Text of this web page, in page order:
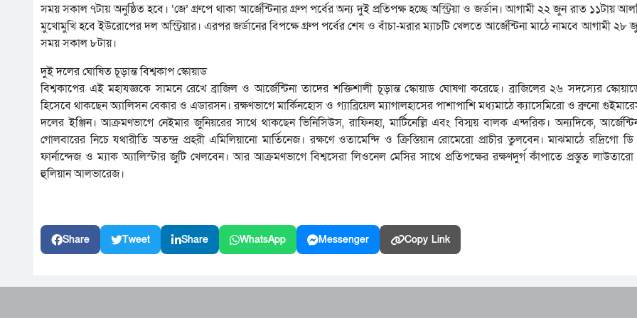
সময় সকাল ৭টায় অনুষ্ঠিত হবে। ‘জে’ গ্রুপে থাকা আর্জেন্টিনার গ্রুপ পর্বের অন্য দুই প্রতিপক্ষ হচ্ছে অস্ট্রিয়া ও জর্ডান। আগামী ২২ জুন রাত ১১টায়
মুখোমুখি হবে ইউরোপের দল অস্ট্রিয়ার। এরপর জর্ডানের বিপক্ষে গ্রুপ পর্বের শেষ ও বাঁচা-মরার ম্যাচটি খেলতে আর্জেন্টিনা মাঠে নামবে আগামী ২৮
সময় সকাল ৮টায়।
দুই দলের ঘোষিত চূড়ান্ত বিশ্বকাপ স্কোয়াড
বিশ্বকাপের এই মহাযজ্ঞকে সামনে রেখে ব্রাজিল ও আর্জেন্টিনা তাদের শক্তিশালী চূড়ান্ত স্কোয়াড ঘোষণা করেছে। ব্রাজিলের ২৬ সদস্যের
হিসেবে থাকছেন অ্যালিসন বেকার ও এডারসন। রক্ষণভাগে মার্কিনহোস ও গ্যাব্রিয়েল ম্যাগালহাসের পাশাপাশি মধ্যমাঠে ক্যাসেমিরো ও ব্রুনো
দলের ইঞ্জিন। আক্রমণভাগে নেইমার জুনিয়রের সাথে থাকছেন ভিনিসিউস, রাফিনহা, মার্টিনেল্লি এবং বিস্ময় বালক এন্দরিক। অন্যদিকে,
গোলবারের নিচে যথারীতি অতন্দ্র প্রহরী এমিলিয়ানো মার্তিনেজ। রক্ষণে ওতামেন্দি ও ক্রিস্তিয়ান রোমেরো প্রাচীর তুলবেন। মাঝমাঠে রদ্রিগো
ফার্নান্দেজ ও ম্যাক অ্যালিস্টার জুটি খেলবেন। আর আক্রমণভাগে বিশ্বসেরা লিওনেল মেসির সাথে প্রতিপক্ষের রক্ষণদুর্গ কাঁপাতে প্রস্তুত লাউতারো
হুলিয়ান আলভারেজ।
Share Tweet Share WhatsApp Messenger Copy Link